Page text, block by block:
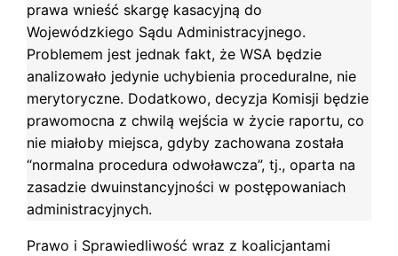
prawa wnieść skargę kasacyjną do
Wojewódzkiego Sądu Administracyjnego.
Problemem jest jednak fakt, że WSA będzie
analizowało jedynie uchybienia proceduralne, nie
merytoryczne. Dodatkowo, decyzja Komisji będzie
prawomocna z chwilą wejścia w życie raportu, co
nie miałoby miejsca, gdyby zachowana została
“normalna procedura odwoławcza”, tj., oparta na
zasadzie dwuinstancyjności w postępowaniach
administracyjnych.
Prawo i Sprawiedliwość wraz z koalicjantami